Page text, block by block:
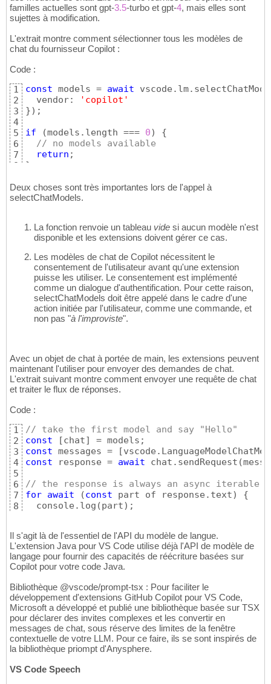
familles actuelles sont gpt-3.5-turbo et gpt-4, mais elles sont
sujettes à modification.
L'extrait montre comment sélectionner tous les modèles de
chat du fournisseur Copilot :
Code :
1
2
3
4
5
6
7
8
const models = await
  vendor:
'copilot'
}) ;
if
(models.length === 0)
{
// no models available
return
}
Deux choses sont très importantes lors de l'appel à
selectChatModels.
La fonction renvoie un tableau vide si aucun modèle n'est
disponible et les extensions doivent gérer ce cas.
Les modèles de chat de Copilot nécessitent le
consentement de l'utilisateur avant qu'une extension
puisse les utiliser. Le consentement est implémenté
comme un dialogue d'authentification. Pour cette raison,
selectChatModels doit être appelé dans le cadre d'une
action initiée par l'utilisateur, comme une commande, et
non pas "à l'improviste".
Avec un objet de chat à portée de main, les extensions peuvent
maintenant l'utiliser pour envoyer des demandes de chat.
L'extrait suivant montre comment envoyer une requête de chat
et traiter le flux de réponses.
Code :
1
2
3
4
5
6
7
8
// take the first model and say "Hello"
const
[chat]
const messages = [
const response = await chat.sendRequest (
// the response is always an async iterable
for await (const part of response.text)
{
  console.log
(part)
Il s'agit là de l'essentiel de l'API du modèle de langue.
L'extension Java pour VS Code utilise déjà l'API de modèle de
langage pour fournir des capacités de réécriture basées sur
Copilot pour votre code Java.
Bibliothèque @vscode/prompt-tsx : Pour faciliter le
développement d'extensions GitHub Copilot pour VS Code,
Microsoft a développé et publié une bibliothèque basée sur TSX
pour déclarer des invites complexes et les convertir en
messages de chat, sous réserve des limites de la fenêtre
contextuelle de votre LLM. Pour ce faire, ils se sont inspirés de
la bibliothèque priompt d'Anysphere.
VS Code Speech